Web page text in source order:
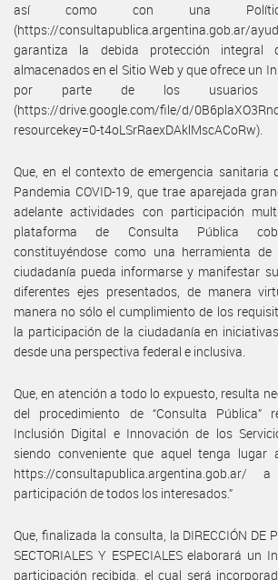
así como con una
(https://
garantiza la debida protección integral
almacenados en el Sitio Web y que ofrece un
por parte de los usuarios
(https://drive.google.com/file/d/
resourcekey=0-t4oLSrRaexDAklMscACoRw).
Que, en el contexto de emergencia
Pandemia COVID-19, que trae aparejada
adelante actividades con participación
plataforma de Consulta Pública
constituyéndose como una herramienta
ciudadanía pueda informarse y manifestar
diferentes ejes presentados, de manera
manera no sólo el cumplimiento de los
la participación de la ciudadanía en
desde una perspectiva federal e inclusiva.
Que, en atención a todo lo expuesto, resulta
del procedimiento de “Consulta Pública”
Inclusión Digital e Innovación de los
siendo conveniente que aquel tenga
https://
participación de todos los interesados.”
Que, finalizada la consulta, la DIRECCIÓN DE
SECTORIALES Y ESPECIALES elaborará
participación recibida, el cual será